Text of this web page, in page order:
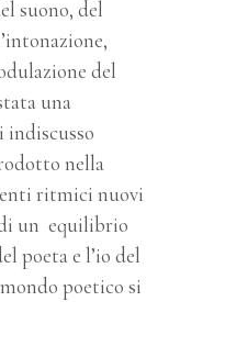
suono, del
del
una
nella
ritmici nuovi
un equilibrio
poeta e l’io del
poetico si